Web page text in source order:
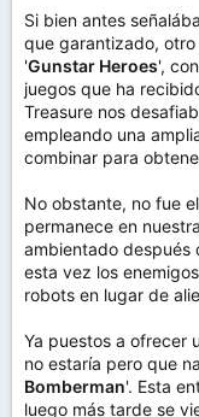
Si bien antes
que garantizado,
'Gunstar Heroes',
juegos que ha
Treasure nos
empleando una
combinar para
No obstante, no fue
permanece en
ambientado después
esta vez los
robots en lugar de
Ya puestos a ofrecer
no estaría pero que
Bomberman'. Esta
luego más tarde se